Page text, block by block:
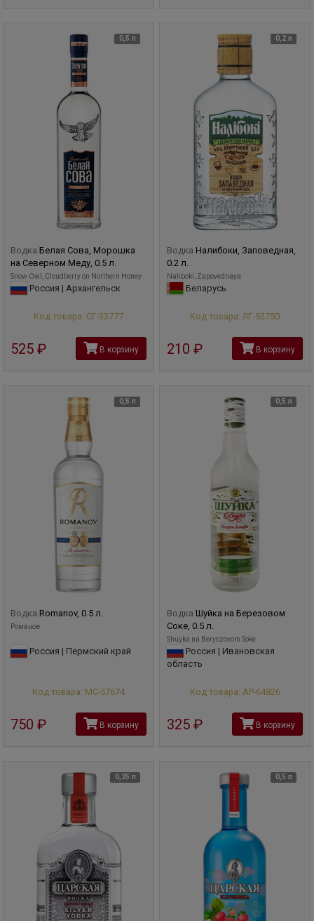
0,5 л
Водка Белая Сова, Морошка
на Северном Меду, 0.5 л.
Snow Owl, Cloudberry on Northern Honey
Россия | Архангельск
Код товара: СГ-33777
525 В корзину
0,2 л
Водка Налибоки, Заповедная,
0.2 л.
Naliboki, Zapovednaya
Беларусь
Код товара: ЛГ-52750
210 В корзину
0,5 л
Водка Romanov, 0.5 л.
Романов
Россия | Пермский край
Код товара: МС-57674
750 В корзину
0,5 л
Водка Шуйка на Березовом
Соке, 0.5 л.
Shuyka na Beryozovom Soke
Россия | Ивановская
область
Код товара: АР-64826
325 В корзину
0,25 л 0,5 л